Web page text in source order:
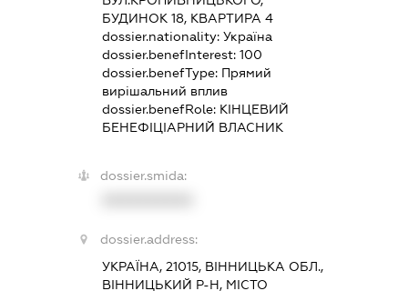
БУДИНОК 18, КВАРТИРА 4
dossier.nationality: Україна
dossier.benefInterest: 100
dossier.benefType: Прямий
вирішальний вплив
dossier.benefRole: КІНЦЕВИЙ
БЕНЕФІЦІАРНИЙ ВЛАСНИК
dossier.smida:
dossier.address:
УКРАЇНА, 21015, ВІННИЦЬКА ОБЛ.,
ВІННИЦЬКИЙ Р-Н, МІСТО